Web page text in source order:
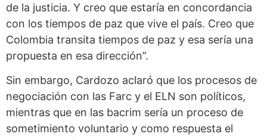
de la justicia. Y creo que estaría en concordancia
con los tiempos de paz que vive el país. Creo que
Colombia transita tiempos de paz y esa sería una
propuesta en esa dirección”.
Sin embargo, Cardozo aclaró que los procesos de
negociación con las Farc y el ELN son políticos,
mientras que en las bacrim sería un proceso de
sometimiento voluntario y como respuesta el